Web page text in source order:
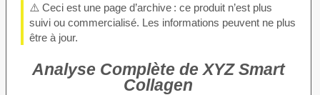
⚠️ Ceci est une page d’archive : ce produit n’est plus
suivi ou commercialisé. Les informations peuvent ne plus
être à jour.
Analyse Complète de XYZ Smart
Collagen